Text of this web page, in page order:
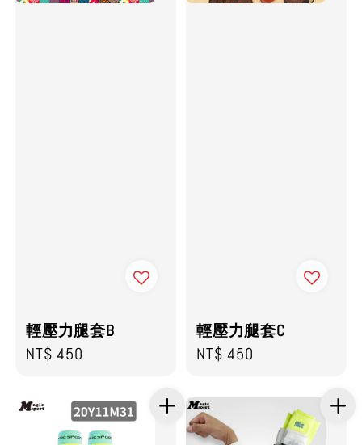
輕壓力腿套B
Regular
NT$ 450
輕壓力腿套C
Regular
NT$ 450